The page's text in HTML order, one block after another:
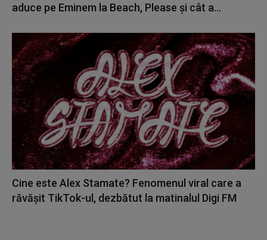
aduce pe Eminem la Beach, Please și cât a...
Cine este Alex Stamate? Fenomenul viral care a
răvășit TikTok-ul, dezbătut la matinalul Digi FM